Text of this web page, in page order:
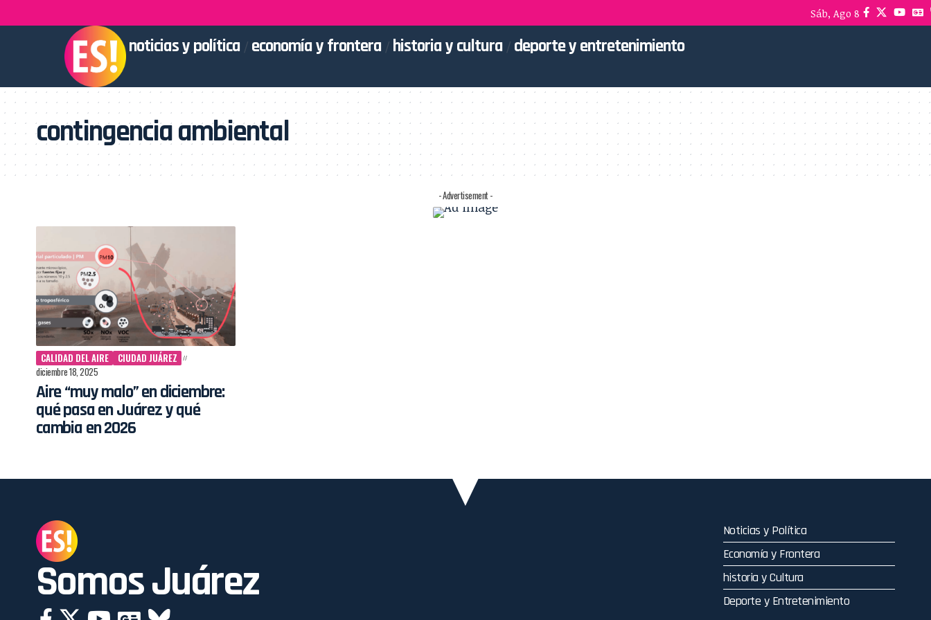
Sáb, Ago 8
noticias y política economía y frontera historia y cultura deporte y entretenimiento
contingencia ambiental
- Advertisement -
CALIDAD DEL AIRE
CIUDAD JUÁREZ
diciembre 18, 2025
Aire “muy malo” en diciembre:
qué pasa en Juárez y qué
cambia en 2026
Somos Juárez
Noticias y Política
Economía y Frontera
historia y Cultura
Deporte y Entretenimiento